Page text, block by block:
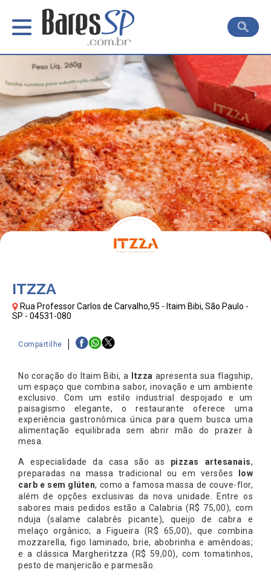
ITZZA
Rua Professor Carlos de Carvalho,95 - Itaim Bibi, São Paulo -
SP - 04531-080
Compartilhe
No coração do Itaim Bibi, a Itzza apresenta sua flagship,
um espaço que combina sabor, inovação e um ambiente
exclusivo. Com um estilo industrial despojado e um
paisagismo elegante, o restaurante oferece uma
experiência gastronômica única para quem busca uma
alimentação equilibrada sem abrir mão do prazer à
mesa.
A especialidade da casa são as pizzas artesanais,
preparadas na massa tradicional ou em versões
low
carb e sem glúten, como a famosa massa de couve-flor,
além de opções exclusivas da nova unidade. Entre os
sabores mais pedidos estão a Calabria (R$ 75,00), com
nduja (salame calabrês picante), queijo de cabra e
melaço orgânico; a Figueira (R$ 65,00), que combina
mozzarella, figo laminado, brie, abobrinha e amêndoas;
e a clássica Margheritzza (R$ 59,00), com tomatinhos,
pesto de manjericão e parmesão.